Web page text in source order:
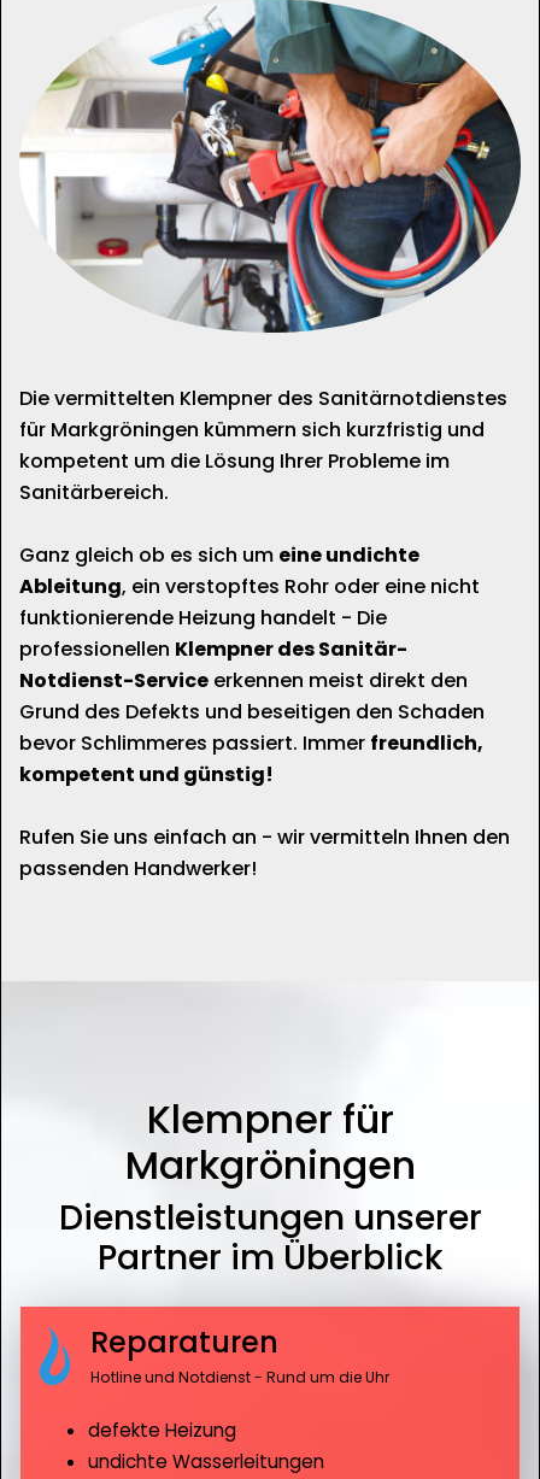
Die vermittelten Klempner des Sanitärnotdienstes
für Markgröningen kümmern sich kurzfristig und
kompetent um die Lösung Ihrer Probleme im
Sanitärbereich.
Ganz gleich ob es sich um eine undichte
Ableitung, ein verstopftes Rohr oder eine nicht
funktionierende Heizung handelt - Die
professionellen Klempner des Sanitär-
Notdienst-Service erkennen meist direkt den
Grund des Defekts und beseitigen den Schaden
bevor Schlimmeres passiert. Immer freundlich,
kompetent und günstig!
Rufen Sie uns einfach an - wir vermitteln Ihnen den
passenden Handwerker!
Klempner für
Markgröningen
Dienstleistungen unserer
Partner im Überblick
Reparaturen
Hotline und Notdienst - Rund um die Uhr
defekte Heizung
undichte Wasserleitungen